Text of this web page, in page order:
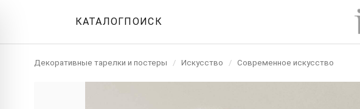
КАТАЛОГПОИСК
Декоративные тарелки и постеры / Искусство / Современное искусство